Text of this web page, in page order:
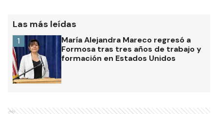
Las más leídas
María Alejandra Mareco regresó a
Formosa tras tres años de trabajo y
formación en Estados Unidos
1
Ads